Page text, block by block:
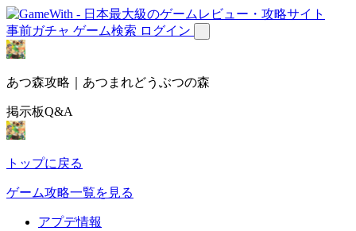
事前ガチャ ゲーム検索 ログイン
あつ森攻略｜あつまれどうぶつの森
掲示板Q&A
トップに戻る
ゲーム攻略一覧を見る
アプデ情報